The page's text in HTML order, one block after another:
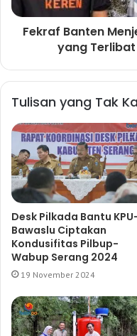
Fekraf Banten
yang
Tulisan yang Tak
Desk Pilkada Bantu
Bawaslu Ciptakan
Kondusifitas Pilbup-
Wabup Serang 2024
19 November 2024